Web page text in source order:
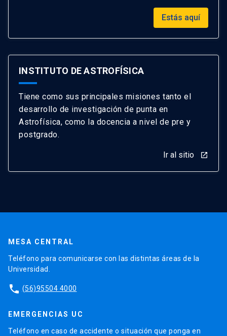
Estás aquí
INSTITUTO DE ASTROFÍSICA
Tiene como sus principales misiones tanto el
desarrollo de investigación de punta en
Astrofísica, como la docencia a nivel de pre y
postgrado.
Ir al sitio launch
MESA CENTRAL
Teléfono para comunicarse con las distintas áreas de la
Universidad.
phone (56)95504 4000
EMERGENCIAS UC
Teléfono en caso de accidente o situación que ponga en